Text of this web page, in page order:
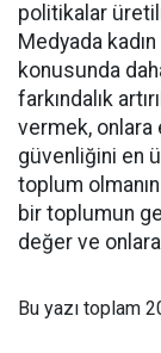
politikalar
Medyada
konusunda
farkındalık
vermek, onlara
güvenliğini en
toplum
bir toplumun
değer ve
Bu yazı toplam